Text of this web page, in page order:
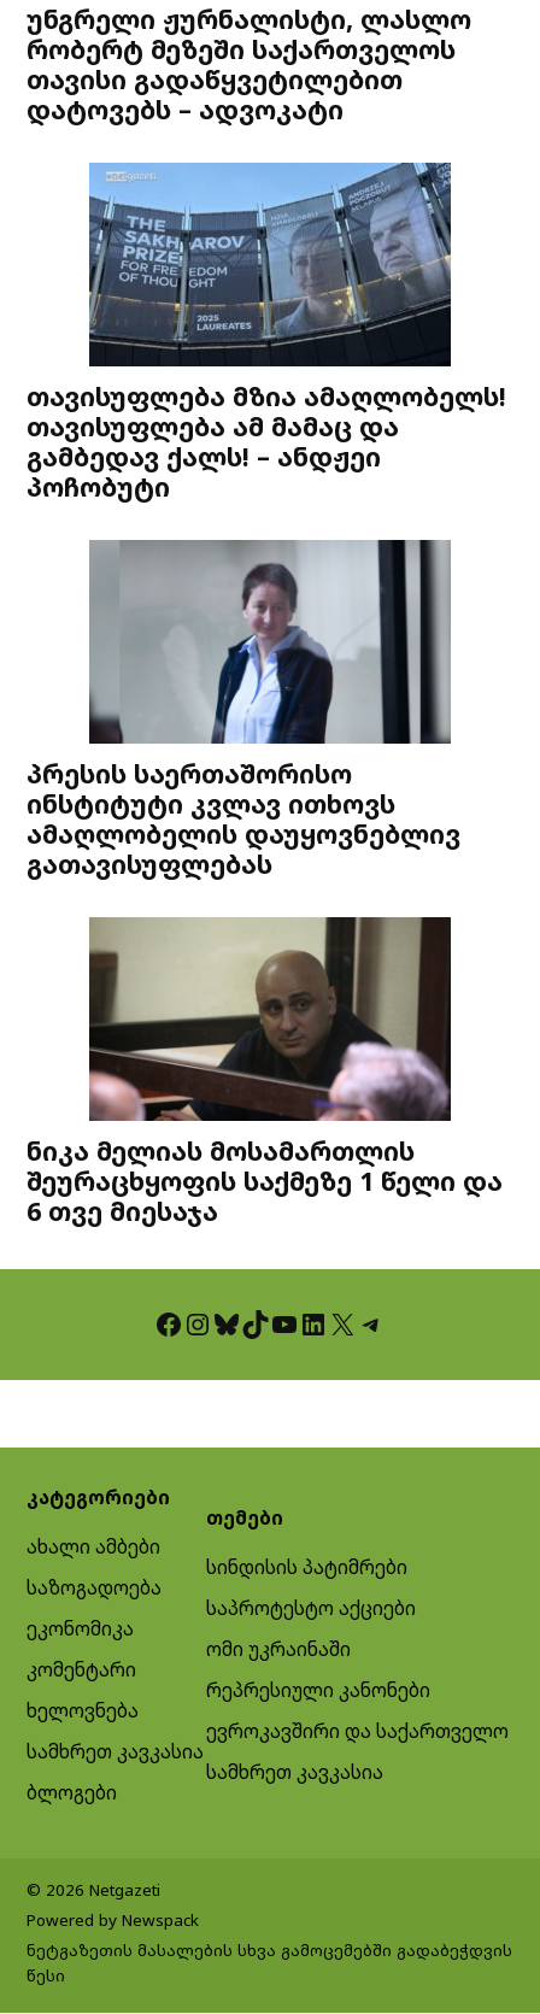
უნგრელი ჟურნალისტი, ლასლო
რობერტ მეზეში საქართველოს
თავისი გადაწყვეტილებით
დატოვებს – ადვოკატი
თავისუფლება მზია ამაღლობელს!
თავისუფლება ამ მამაც და
გამბედავ ქალს! – ანდჟეი
პოჩობუტი
პრესის საერთაშორისო
ინსტიტუტი კვლავ ითხოვს
ამაღლობელის დაუყოვნებლივ
გათავისუფლებას
ნიკა მელიას მოსამართლის
შეურაცხყოფის საქმეზე 1 წელი და
6 თვე მიესაჯა
Facebook InstagramBluesky TikTok YouTube LinkedIn X Telegram
კატეგორიები
ახალი ამბები
საზოგადოება
ეკონომიკა
კომენტარი
ხელოვნება
სამხრეთ კავკასია
ბლოგები
თემები
სინდისის პატიმრები
საპროტესტო აქციები
ომი უკრაინაში
რეპრესიული კანონები
ევროკავშირი და საქართველო
სამხრეთ კავკასია
© 2026 Netgazeti
Powered by Newspack
ნეტგაზეთის მასალების სხვა გამოცემებში გადაბეჭდვის
წესი